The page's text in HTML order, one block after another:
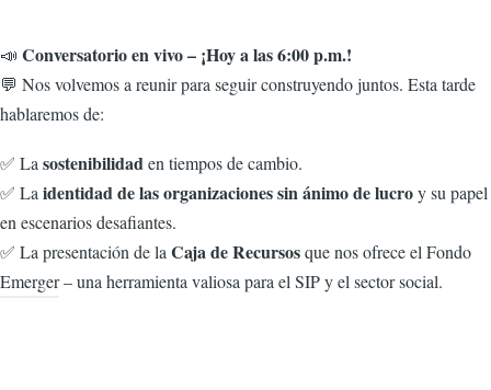
📣 Conversatorio en vivo – ¡Hoy a las 6:00 p.m.!
💬 Nos volvemos a reunir para seguir construyendo juntos. Esta tarde
hablaremos de:
✅ La sostenibilidaden tiempos de cambio.
✅ La identidad de las organizaciones sin ánimo de lucroy su papel
en escenarios desafiantes.
✅ La presentación de la Caja de Recursosque nos ofrece el Fondo
Emerger – una herramienta valiosa para el SIP y el sector social.